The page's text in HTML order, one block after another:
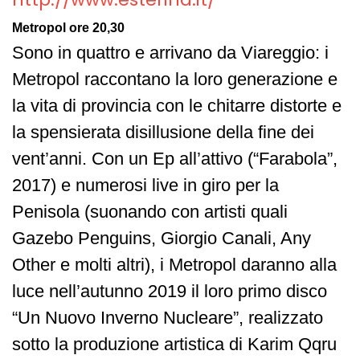
Metropol ore 20,30
Sono in quattro e arrivano da Viareggio: i
Metropol raccontano la loro generazione e
la vita di provincia con le chitarre distorte e
la spensierata disillusione della fine dei
vent’anni. Con un Ep all’attivo (“Farabola”,
2017) e numerosi live in giro per la
Penisola (suonando con artisti quali
Gazebo Penguins, Giorgio Canali, Any
Other e molti altri), i Metropol daranno alla
luce nell’autunno 2019 il loro primo disco
“Un Nuovo Inverno Nucleare”, realizzato
sotto la produzione artistica di Karim Qqru